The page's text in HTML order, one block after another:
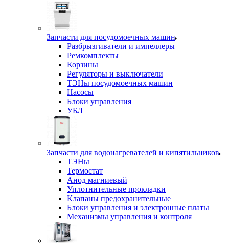
Запчасти для посудомоечных машин
Разбрызгиватели и импеллеры
Ремкомплекты
Корзины
Регуляторы и выключатели
ТЭНы посудомоечных машин
Насосы
Блоки управления
УБЛ
Запчасти для водонагревателей и кипятильников
ТЭНы
Термостат
Анод магниевый
Уплотнительные прокладки
Клапаны предохранительные
Блоки управления и электронные платы
Механизмы управления и контроля